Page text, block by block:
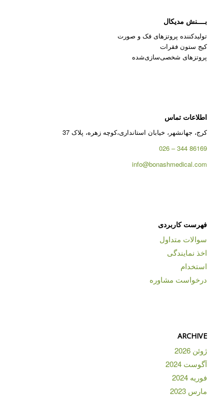
بــــنش مدیکال
تولیدکننده پروتزهای فک و صورت
کیج ستون فقرات
پروتزهای شخصی‌سازی‌شده
اطلاعات تماس
کرج، جهانشهر، خیابان استانداری،کوچه زهره، پلاک 37
86169 344 – 026
info@bonashmedical.com
فهرست کاربردی
سوالات متداول
اخذ نمایندگی
استخدام
درخواست مشاوره
ARCHIVE
ژوئن 2026
آگوست 2024
فوریه 2024
مارس 2023